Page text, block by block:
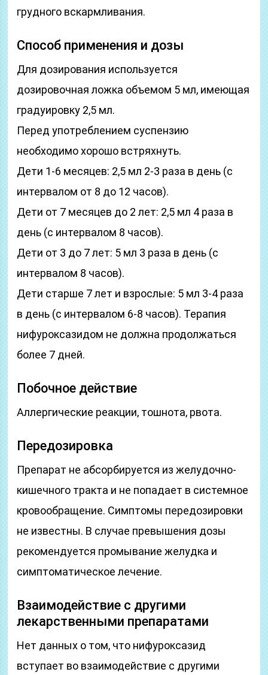
грудного вскармливания.
Способ применения и дозы
Для дозирования используется
дозировочная ложка объемом 5 мл, имеющая
градуировку 2,5 мл.
Перед употреблением суспензию
необходимо хорошо встряхнуть.
Дети 1-6 месяцев: 2,5 мл 2-3 раза в день (с
интервалом от 8 до 12 часов).
Дети от 7 месяцев до 2 лет: 2,5 мл 4 раза в
день (с интервалом 8 часов).
Дети от 3 до 7 лет: 5 мл 3 раза в день (с
интервалом 8 часов).
Дети старше 7 лет и взрослые: 5 мл 3-4 раза
в день (с интервалом 6-8 часов). Терапия
нифуроксазидом не должна продолжаться
более 7 дней.
Побочное действие
Аллергические реакции, тошнота, рвота.
Передозировка
Препарат не абсорбируется из желудочно-
кишечного тракта и не попадает в системное
кровообращение. Симптомы передозировки
не известны. В случае превышения дозы
рекомендуется промывание желудка и
симптоматическое лечение.
Взаимодействие с другими
лекарственными препаратами
Нет данных о том, что нифуроксазид
вступает во взаимодействие с другими